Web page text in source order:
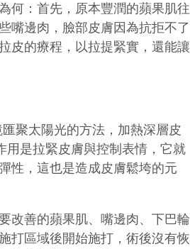
何：首先，原本豐潤的蘋果肌往
嘴邊肉，臉部皮膚因為抗拒不了
皮的療程，以拉提緊實，還能讓
聚太陽光的方法，加熱深層皮
用是拉緊皮膚與控制表情，它就
性，這也是造成皮膚鬆垮的元
改善的蘋果肌、嘴邊肉、下巴輪
打區域後開始施打，術後沒有恢